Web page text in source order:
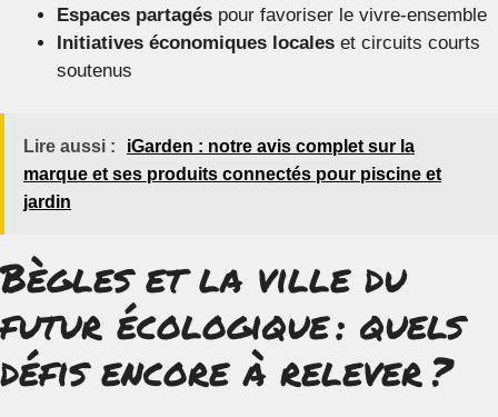
Espaces partagés pour favoriser le vivre-ensemble
Initiatives économiques locales et circuits courts
soutenus
Lire aussi :
iGarden : notre avis complet sur la
marque et ses produits connectés pour piscine et
jardin
Bègles et la ville du
futur écologique : quels
défis encore à relever ?